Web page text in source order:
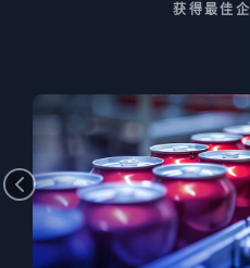
获得最佳